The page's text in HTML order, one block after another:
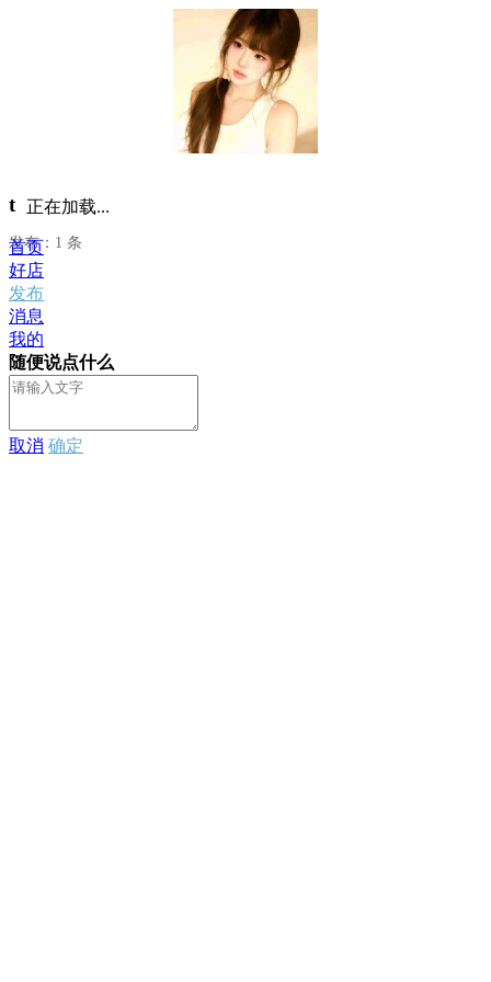
t
发布：1 条
正在加载...
首页
好店
发布
消息
我的
随便说点什么
取消 确定